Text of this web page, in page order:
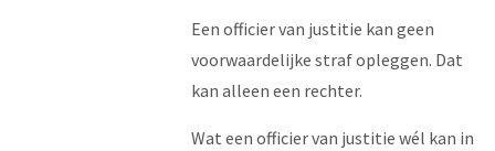
Een officier van justitie kan geen
voorwaardelijke straf opleggen. Dat
kan alleen een rechter.
Wat een officier van justitie wél kan in